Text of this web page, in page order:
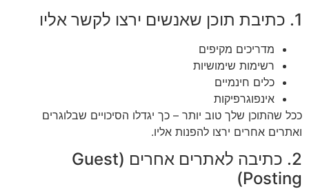
1. כתיבת תוכן שאנשים ירצו לקשר אליו
מדריכים מקיפים
רשימות שימושיות
כלים חינמיים
אינפוגרפיקות
ככל שהתוכן שלך טוב יותר – כך יגדלו הסיכויים שבלוגרים
ואתרים אחרים ירצו להפנות אליו.
2. כתיבה לאתרים אחרים (Guest
Posting)